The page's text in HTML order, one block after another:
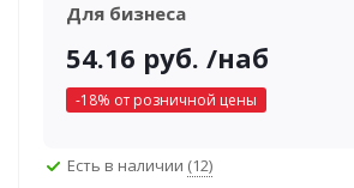
Для бизнеса
54.16 руб. /наб
-18% от розничной цены
Есть в наличии (12)